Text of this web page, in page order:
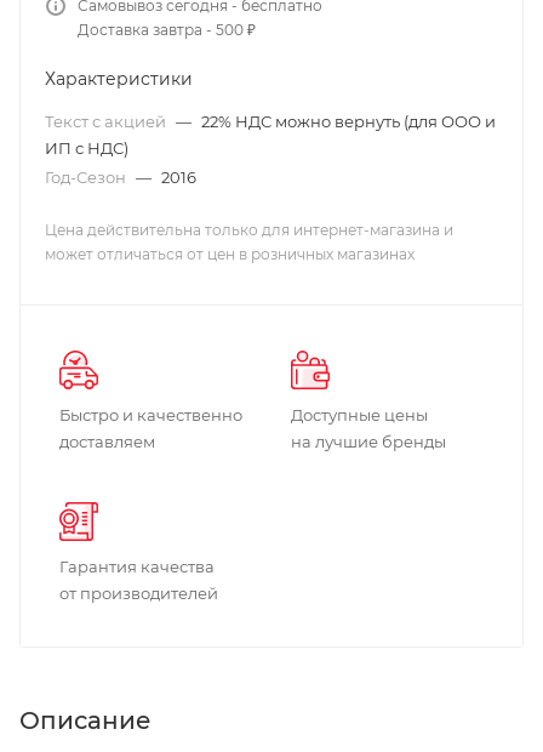
Самовывоз сегодня - бесплатно
Доставка завтра - 500 ₽
Характеристики
Текст с акцией — 22% НДС можно вернуть (для ООО и
ИП с НДС)
Год-Сезон — 2016
Цена действительна только для интернет-магазина и
может отличаться от цен в розничных магазинах
Быстро и качественно
доставляем
Доступные цены
на лучшие бренды
Гарантия качества
от производителей
Описание